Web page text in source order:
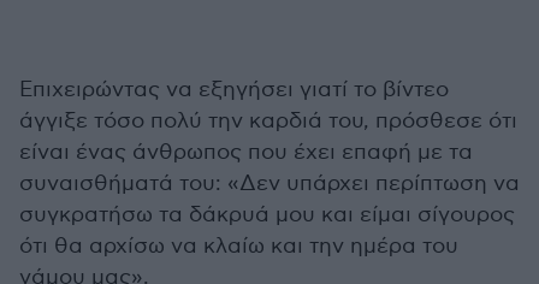
Επιχειρώντας να εξηγήσει γιατί το βίντεο
άγγιξε τόσο πολύ την καρδιά του, πρόσθεσε ότι
είναι ένας άνθρωπος που έχει επαφή με τα
συναισθήματά του: «Δεν υπάρχει περίπτωση να
συγκρατήσω τα δάκρυά μου και είμαι σίγουρος
ότι θα αρχίσω να κλαίω και την ημέρα του
γάμου μας».